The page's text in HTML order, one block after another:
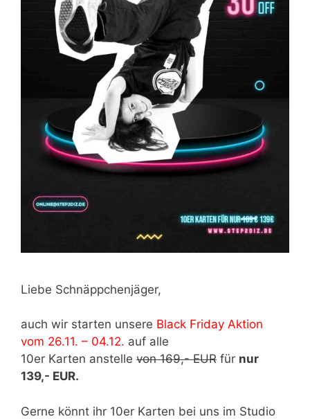
Liebe Schnäppchenjäger,
auch wir starten unsere Black Friday Aktion
vom 26.11. – 04.12. auf alle
10er Karten anstelle von 169,- EUR für nur
139,- EUR.
Gerne könnt ihr 10er Karten bei uns im Studio